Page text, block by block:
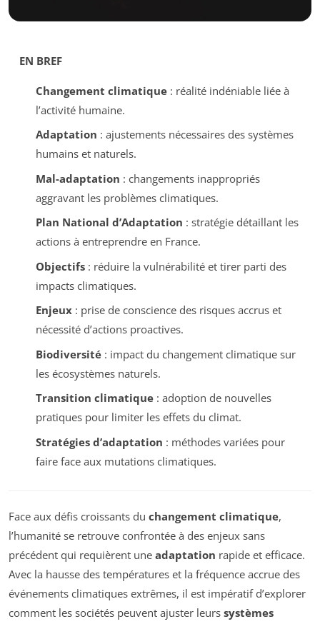
EN BREF
Changement climatique: réalité indéniable liée à
l’activité humaine.
Adaptation : ajustements nécessaires des systèmes
humains et naturels.
Mal-adaptation : changements inappropriés
aggravant les problèmes climatiques.
Plan National d’Adaptation : stratégie détaillant les
actions à entreprendre en France.
Objectifs: réduire la vulnérabilité et tirer parti des
impacts climatiques.
Enjeux: prise de conscience des risques accrus et
nécessité d’actions proactives.
Biodiversité: impact du changement climatique sur
les écosystèmes naturels.
Transition climatique: adoption de nouvelles
pratiques pour limiter les effets du climat.
Stratégies d’adaptation : méthodes variées pour
faire face aux mutations climatiques.
Face aux défis croissants du changement climatique,
l’humanité se retrouve confrontée à des enjeux sans
précédent qui requièrent une adaptation rapide et efficace.
Avec la hausse des températures et la fréquence accrue des
événements climatiques extrêmes, il est impératif d’explorer
comment les sociétés peuvent ajuster leurs systèmes